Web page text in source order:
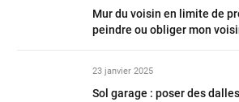
Mur du voisin en limite de
peindre ou obliger mon
23 janvier 2025
Sol garage : poser des